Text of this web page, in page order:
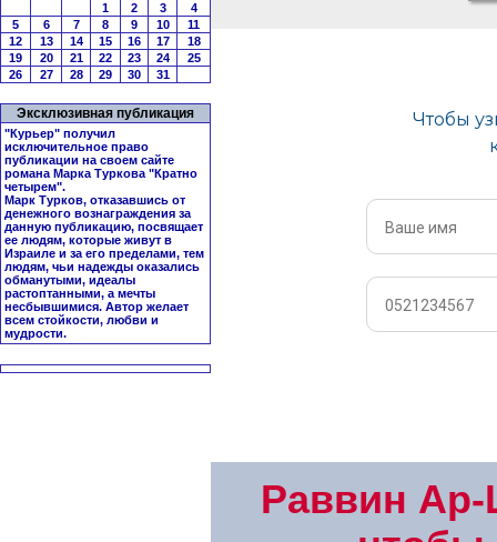
1 2 3
4
5
6 7 8 9 10
11
12
13 14 15 16 17
18
19
20 21 22 23 24
25
26
27 28 29 30 31
Эксклюзивная публикация
"Курьер" получил
исключительное право
публикации на своем сайте
романа Марка Туркова "Кратно
четырем".
Марк Турков, отказавшись от
денежного вознаграждения за
данную публикацию, посвящает
ее людям, которые живут в
Израиле и за его пределами, тем
людям, чьи надежды оказались
обманутыми, идеалы
растоптанными, а мечты
несбывшимися. Автор желает
всем стойкости, любви и
мудрости.
Раввин Ар-